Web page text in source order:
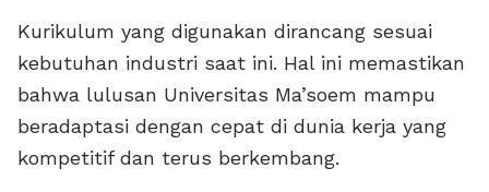
Kurikulum yang digunakan dirancang sesuai
kebutuhan industri saat ini. Hal ini memastikan
bahwa lulusan Universitas Ma’soem mampu
beradaptasi dengan cepat di dunia kerja yang
kompetitif dan terus berkembang.